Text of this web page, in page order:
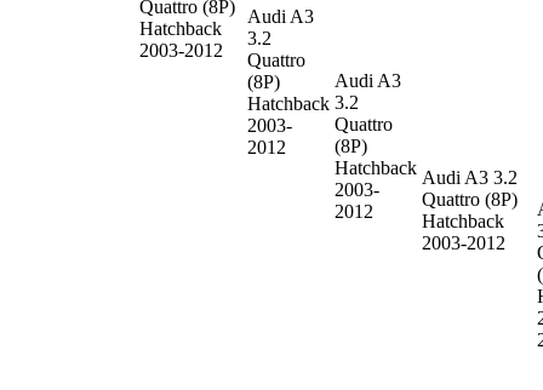
Quattro (8P)
Hatchback
2003-2012
Audi A3
3.2
Quattro
(8P)
Hatchback
2003-
2012
Audi A3
3.2
Quattro
(8P)
Hatchback
2003-
2012
Audi A3 3.2
Quattro (8P)
Hatchback
2003-2012